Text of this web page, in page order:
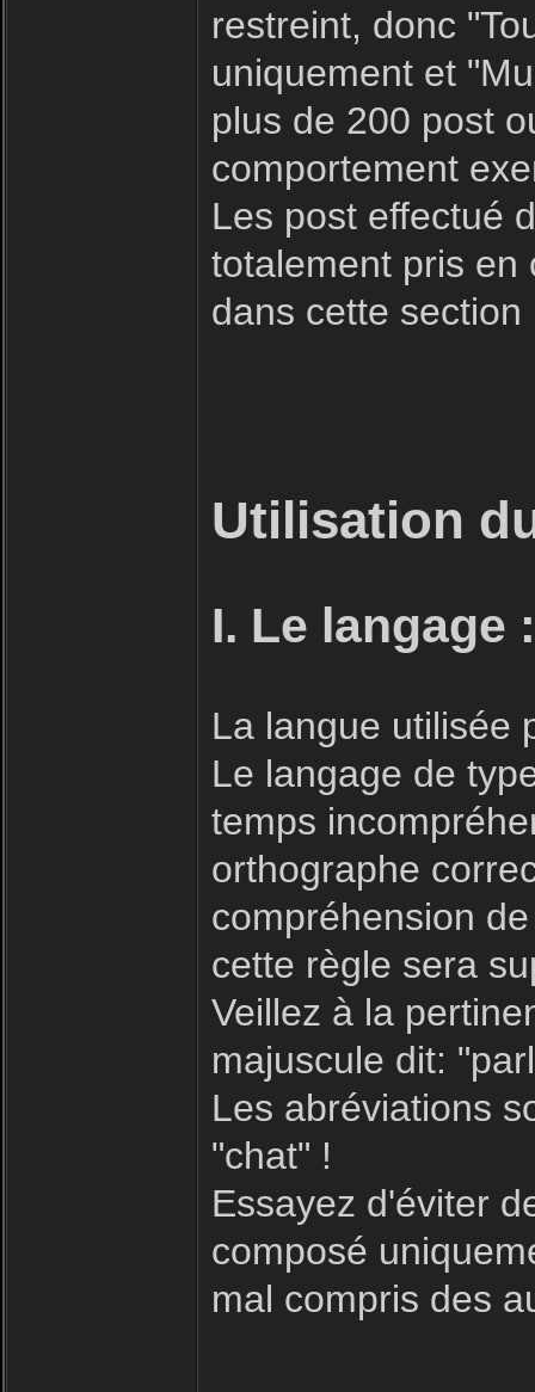
restreint, donc
uniquement et
plus de 200 post
comportement
Les post effectué
totalement pris en
dans cette
Utilisation
I. Le langage :
La langue utilisée
Le langage de
temps
orthographe
compréhension
cette règle sera
Veillez à la
majuscule dit:
Les abréviations
"chat" !
Essayez d'éviter
composé
mal compris des